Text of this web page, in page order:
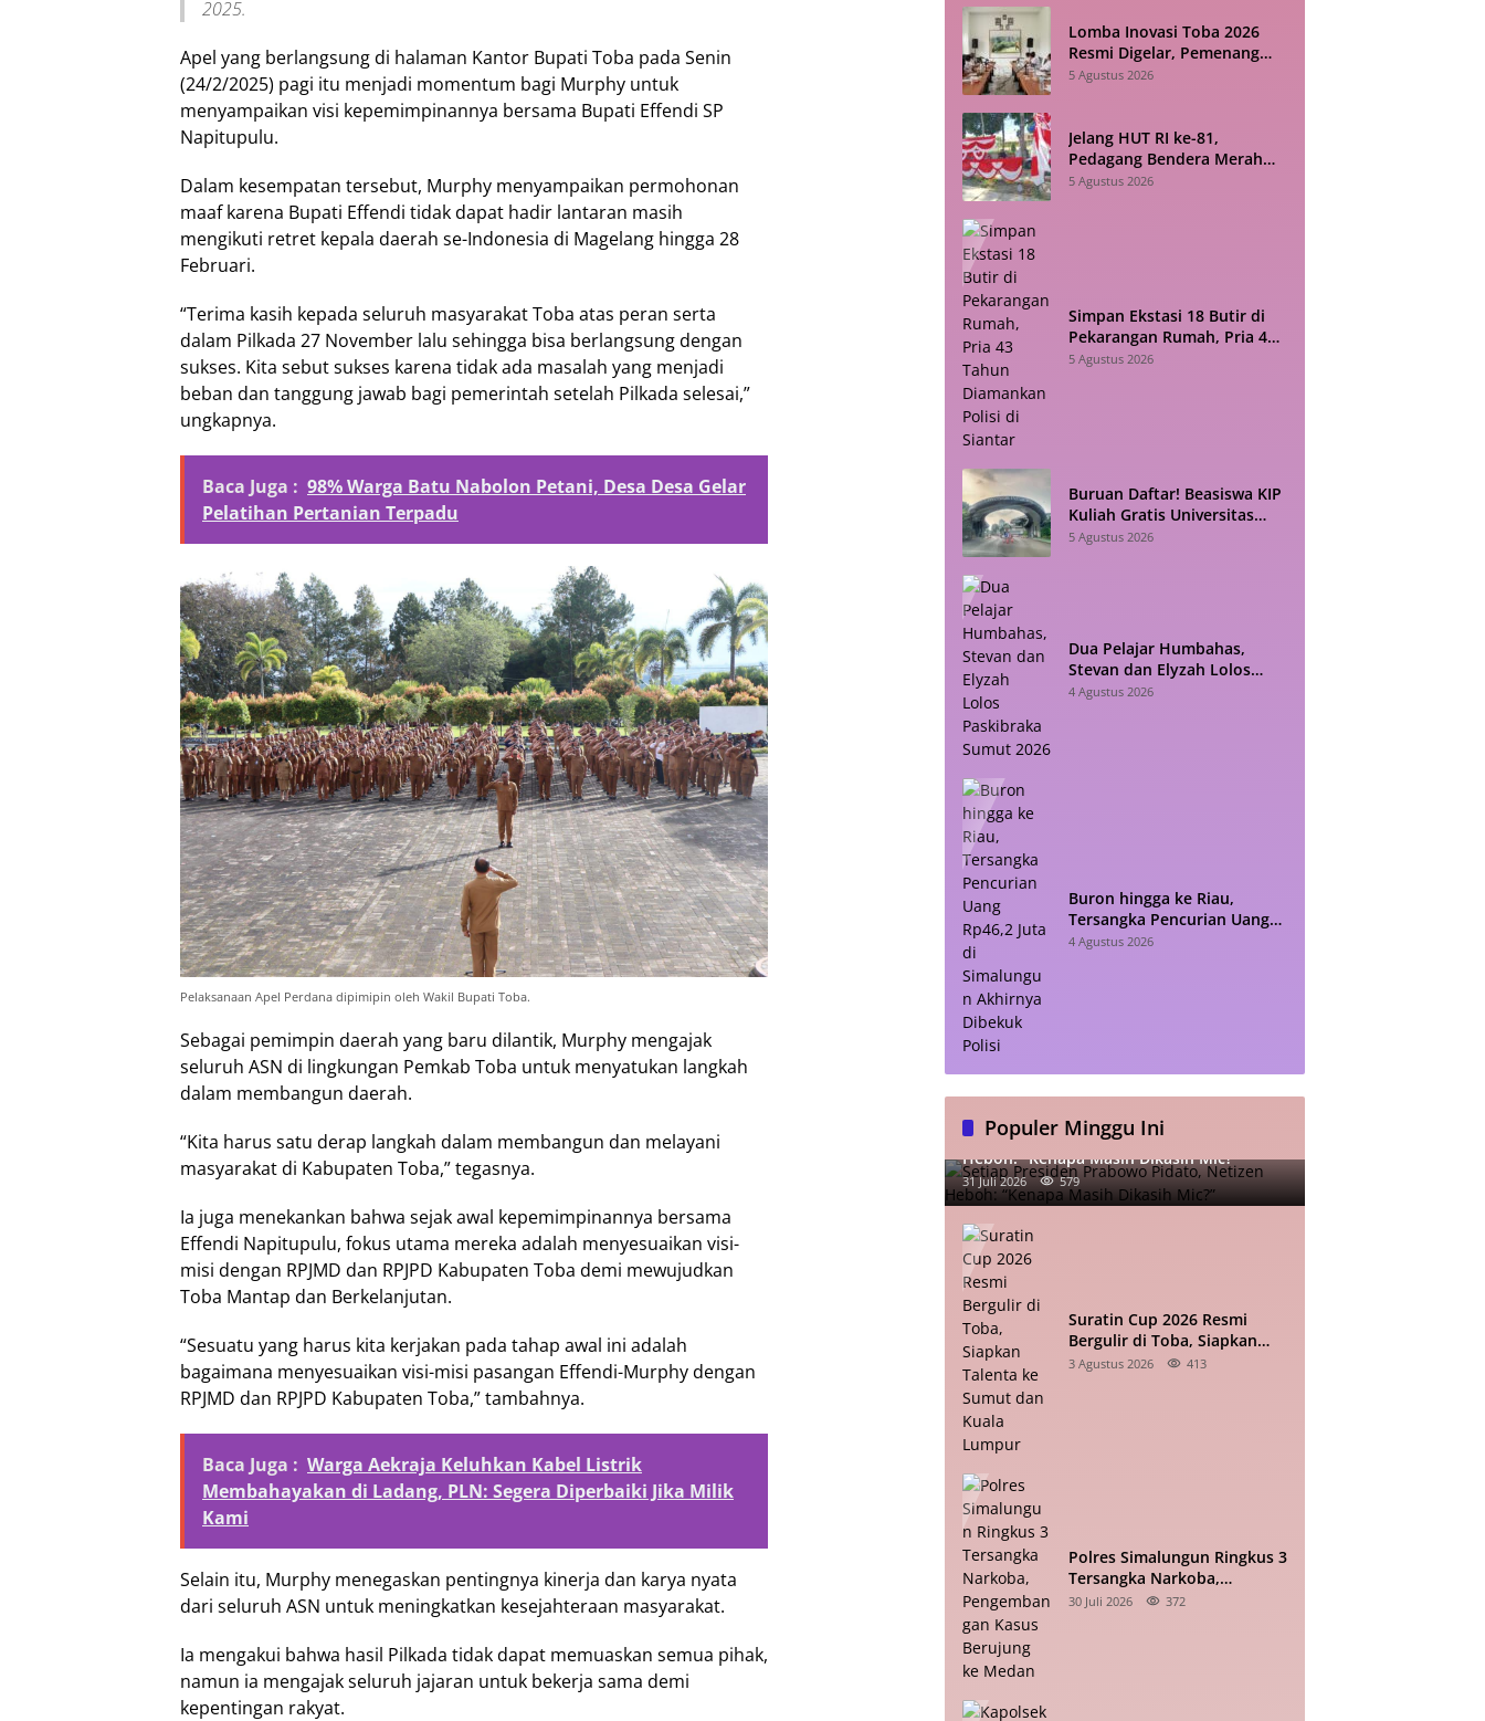
2025.
Apel yang berlangsung di halaman Kantor Bupati Toba pada Senin
(24/2/2025) pagi itu menjadi momentum bagi Murphy untuk
menyampaikan visi kepemimpinannya bersama Bupati Effendi SP
Napitupulu.
Dalam kesempatan tersebut, Murphy menyampaikan permohonan
maaf karena Bupati Effendi tidak dapat hadir lantaran masih
mengikuti retret kepala daerah se-Indonesia di Magelang hingga 28
Februari.
“Terima kasih kepada seluruh masyarakat Toba atas peran serta
dalam Pilkada 27 November lalu sehingga bisa berlangsung dengan
sukses. Kita sebut sukses karena tidak ada masalah yang menjadi
beban dan tanggung jawab bagi pemerintah setelah Pilkada selesai,”
ungkapnya.
Baca Juga : 98% Warga Batu Nabolon Petani, Desa Desa Gelar
Pelatihan Pertanian Terpadu
Pelaksanaan Apel Perdana dipimipin oleh Wakil Bupati Toba.
Sebagai pemimpin daerah yang baru dilantik, Murphy mengajak
seluruh ASN di lingkungan Pemkab Toba untuk menyatukan langkah
dalam membangun daerah.
“Kita harus satu derap langkah dalam membangun dan melayani
masyarakat di Kabupaten Toba,” tegasnya.
Ia juga menekankan bahwa sejak awal kepemimpinannya bersama
Effendi Napitupulu, fokus utama mereka adalah menyesuaikan visi-
misi dengan RPJMD dan RPJPD Kabupaten Toba demi mewujudkan
Toba Mantap dan Berkelanjutan.
“Sesuatu yang harus kita kerjakan pada tahap awal ini adalah
bagaimana menyesuaikan visi-misi pasangan Effendi-Murphy dengan
RPJMD dan RPJPD Kabupaten Toba,” tambahnya.
Baca Juga : Warga Aekraja Keluhkan Kabel Listrik
Membahayakan di Ladang, PLN: Segera Diperbaiki Jika Milik
Kami
Selain itu, Murphy menegaskan pentingnya kinerja dan karya nyata
dari seluruh ASN untuk meningkatkan kesejahteraan masyarakat.
Ia mengakui bahwa hasil Pilkada tidak dapat memuaskan semua pihak,
namun ia mengajak seluruh jajaran untuk bekerja sama demi
kepentingan rakyat.
Lomba Inovasi Toba 2026
Resmi Digelar, Pemenang
Diumumkan Saat HUT RI
5 Agustus 2026
Jelang HUT RI ke-81,
Pedagang Bendera Merah
Putih di Siantar Sebut
5 Agustus 2026
Simpan Ekstasi 18 Butir di
Pekarangan Rumah, Pria 43
Tahun Diamankan Polisi di
5 Agustus 2026
Buruan Daftar! Beasiswa KIP
Kuliah Gratis Universitas
Pertamina 2026 Masih
5 Agustus 2026
Dua Pelajar Humbahas,
Stevan dan Elyzah Lolos
Paskibraka Sumut 2026
4 Agustus 2026
Buron hingga ke Riau,
Tersangka Pencurian Uang
Rp46,2 Juta di Simalungun
4 Agustus 2026
Populer Minggu Ini
Setiap Presiden Prabowo Pidato, Netizen
Heboh: “Kenapa Masih Dikasih Mic?”
31 Juli 2026 579
Suratin Cup 2026 Resmi
Bergulir di Toba, Siapkan
Talenta ke Sumut dan Kuala
3 Agustus 2026 413
Polres Simalungun Ringkus 3
Tersangka Narkoba,
Pengembangan Kasus
30 Juli 2026 372